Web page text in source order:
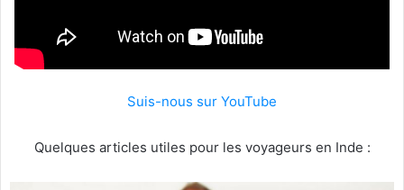
Suis-nous sur YouTube
Quelques articles utiles pour les voyageurs en Inde :